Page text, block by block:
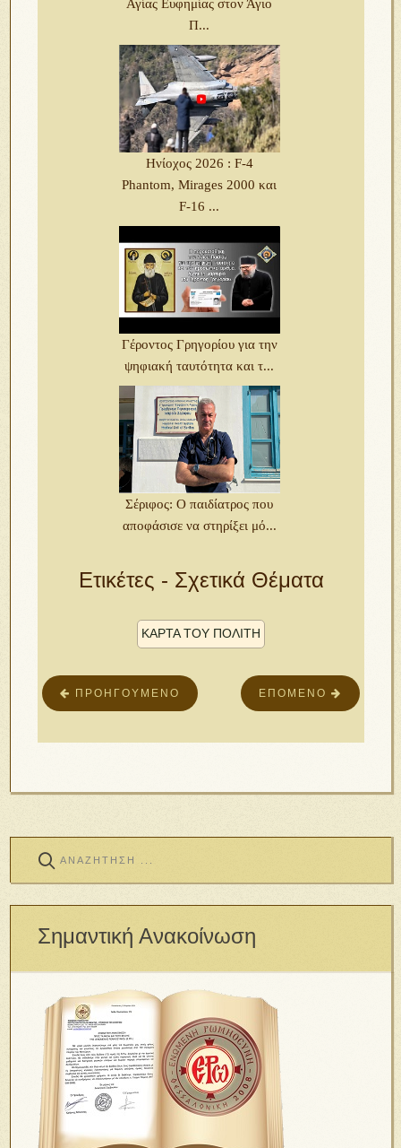
Αγίας Ευφημίας στον Άγιο
Π...
Ηνίοχος 2026 : F-4
Phantom, Mirages 2000 και
F-16 ...
Γέροντος Γρηγορίου για την
ψηφιακή ταυτότητα και τ...
Σέριφος: Ο παιδίατρος που
αποφάσισε να στηρίξει μό...
Ετικέτες - Σχετικά Θέματα
ΚΑΡΤΑ ΤΟΥ ΠΟΛΙΤΗ
ΕΠΌΜΕΝΟ
ΠΡΟΗΓΟΎΜΕΝΟ
Σημαντική Ανακοίνωση